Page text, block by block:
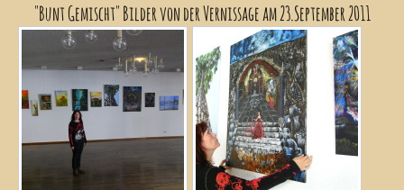
"Bunt Gemischt" Bilder von der Vernissage am 23.September 2011